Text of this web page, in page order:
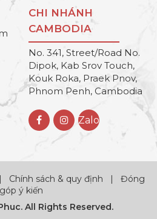
CHI NHÁNH
CAMBODIA
No. 341, Street/Road No.
Dipok, Kab Srov Touch,
Kouk Roka, Praek Pnov,
Phnom Penh, Cambodia
Zalo
| Chính sách & quy định | Đóng
góp ý kiến
All Rights Reserved.